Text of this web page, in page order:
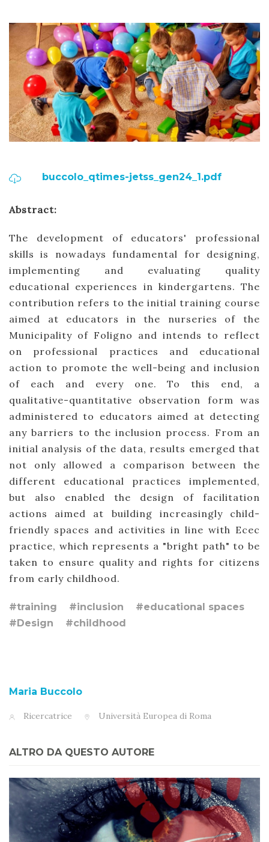
buccolo_qtimes-jetss_gen24_1.pdf
Abstract:
The development of educators' professional
skills is nowadays fundamental for designing,
implementing and evaluating quality
educational experiences in kindergartens. The
contribution refers to the initial training course
aimed at educators in the nurseries of the
Municipality of Foligno and intends to reflect
on professional practices and educational
action to promote the well-being and inclusion
of each and every one. To this end, a
qualitative-quantitative observation form was
administered to educators aimed at detecting
any barriers to the inclusion process. From an
initial analysis of the data, results emerged that
not only allowed a comparison between the
different educational practices implemented,
but also enabled the design of facilitation
actions aimed at building increasingly child-
friendly spaces and activities in line with Ecec
practice, which represents a "bright path" to be
taken to ensure quality and rights for citizens
from early childhood.
#training #inclusion
#educational spaces
#Design
#childhood
Maria Buccolo
Ricercatrice Università Europea di Roma
ALTRO DA QUESTO AUTORE